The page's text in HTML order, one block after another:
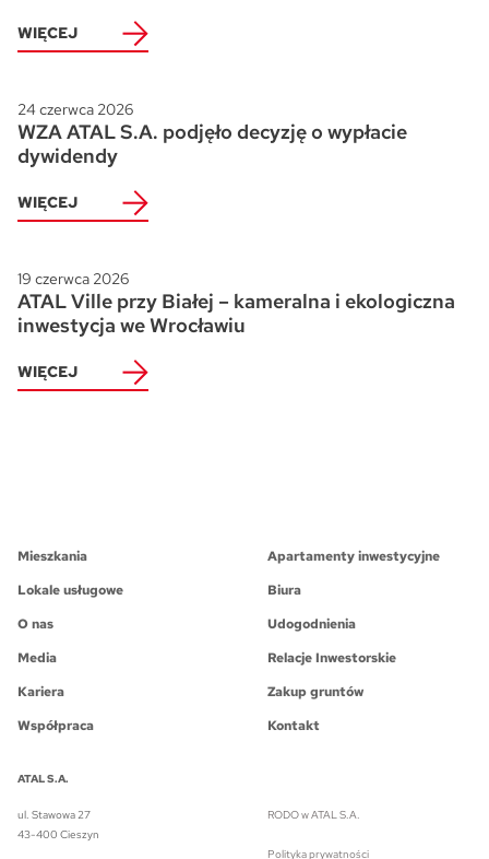
WIĘCEJ
24 czerwca 2026
WZA ATAL S.A. podjęło decyzję o wypłacie
dywidendy
WIĘCEJ
19 czerwca 2026
ATAL Ville przy Białej – kameralna i ekologiczna
inwestycja we Wrocławiu
WIĘCEJ
Mieszkania
Apartamenty inwestycyjne
Lokale usługowe
Biura
O nas
Udogodnienia
Media
Relacje Inwestorskie
Kariera
Zakup gruntów
Współpraca
Kontakt
ATAL S.A.
ul. Stawowa 27
43-400 Cieszyn
RODO w ATAL S.A.
Polityka prywatności